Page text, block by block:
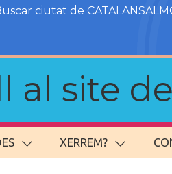
ciutat de
site
XERREM?